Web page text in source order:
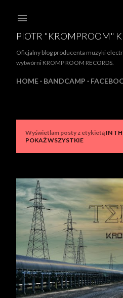
PIOTR "KROMPROOM"
Oficjalny blog producenta muzyki
wytwórni KROMP ROOM RECORDS.
HOME BANDCAMP
s
t
y
Wyświetlam posty z etykietą IN
POKAŻ WSZYSTKIE